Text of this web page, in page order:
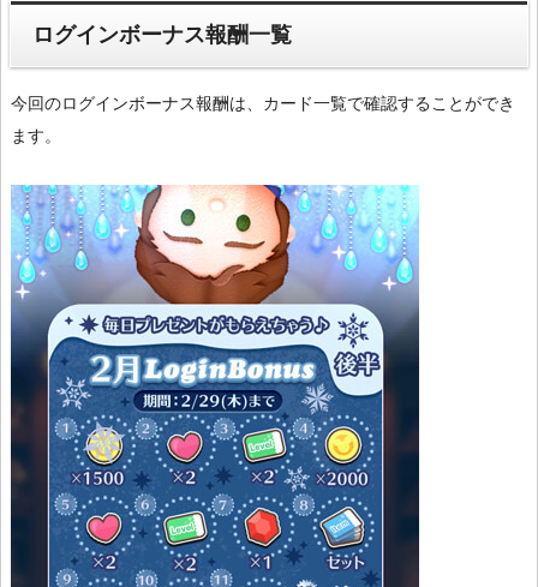
ログインボーナス報酬一覧
今回のログインボーナス報酬は、カード一覧で確認することができ
ます。